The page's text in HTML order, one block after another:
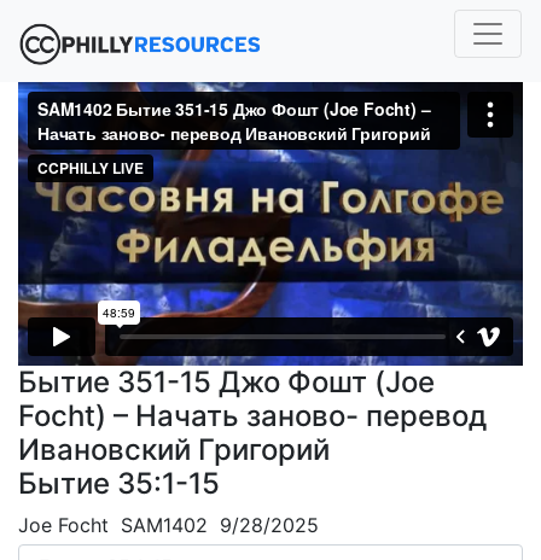
Бытие 351-15 Джо Фошт (Joe
Focht) – Начать заново- перевод
Ивановский Григорий
Бытие 35:1-15
Joe Focht SAM1402 9/28/2025